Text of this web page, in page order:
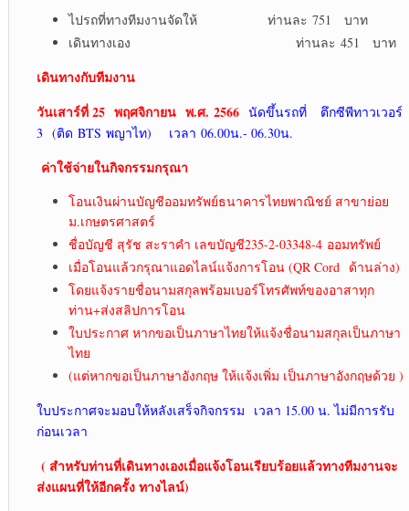
ไปรถที่ทางทีมงานจัดให้ ท่านละ 751 บาท
เดินทางเอง ท่านละ 451 บาท
เดินทางกับทีมงาน
วันเสาร์ที่ 25 พฤศจิกายน พ.ศ. 2566 นัดขึ้นรถที่ ตึกซีพีทาวเวอร์
3 (ติด BTS พญาไท) เวลา 06.00น.- 06.30น.
ค่าใช้จ่ายในกิจกรรมกรุณา
โอนเงินผ่านบัญชีออมทรัพย์ธนาคารไทยพาณิชย์ สาขาย่อย
ม.เกษตรศาสตร์
ชื่อบัญชี สุรัช สะราคำ เลขบัญชี235-2-03348-4 ออมทรัพย์
เมื่อโอนแล้วกรุณาแอดไลน์แจ้งการโอน (QR Cord ด้านล่าง)
โดยแจ้งรายชื่อนามสกุลพร้อมเบอร์โทรศัพท์ของอาสาทุก
ท่าน+ส่งสลิปการโอน
ใบประกาศ หากขอเป็นภาษาไทยให้แจ้งชื่อนามสกุลเป็นภาษา
ไทย
(แต่หากขอเป็นภาษาอังกฤษ ให้แจ้งเพิ่ม เป็นภาษาอังกฤษด้วย )
ใบประกาศจะมอบให้หลังเสร็จกิจกรรม เวลา 15.00 น. ไม่มีการรับ
ก่อนเวลา
( สำหรับท่านที่เดินทางเองเมื่อแจ้งโอนเรียบร้อยแล้วทางทีมงานจะ
ส่งแผนที่ให้อีกครั้ง ทางไลน์)